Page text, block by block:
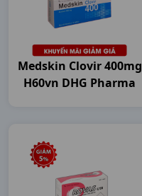
Medskin Clovir 400mg
H60vn DHG Pharma